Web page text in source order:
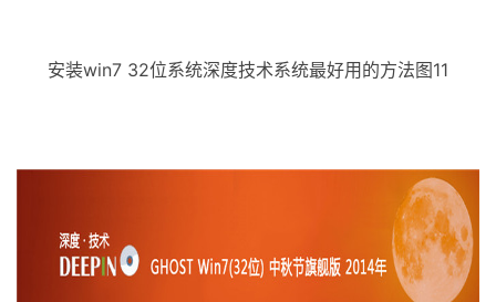
安装win7 32位系统深度技术系统最好用的方法图11